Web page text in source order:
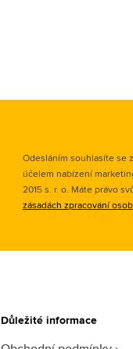
Odesláním souhlasíte se
účelem nabízení
2015 s. r. o. Máte právo
zásadách zpracování
Důležité informace